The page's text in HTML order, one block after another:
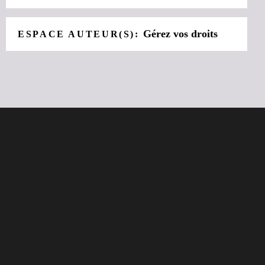
ESPACE AUTEUR(S): Gérez vos droits